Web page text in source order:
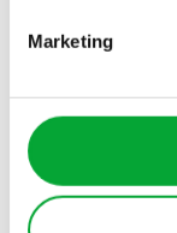
Marketing
Alle
SERVICE